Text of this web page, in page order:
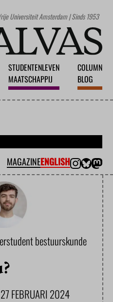
Universiteit Amsterdam | Sinds 1953
STUDENTENLEVEN
MAATSCHAPPIJ
COLUMN
BLOG
MAGAZINEENGLISH
bestuurskunde
27 FEBRUARI 2024